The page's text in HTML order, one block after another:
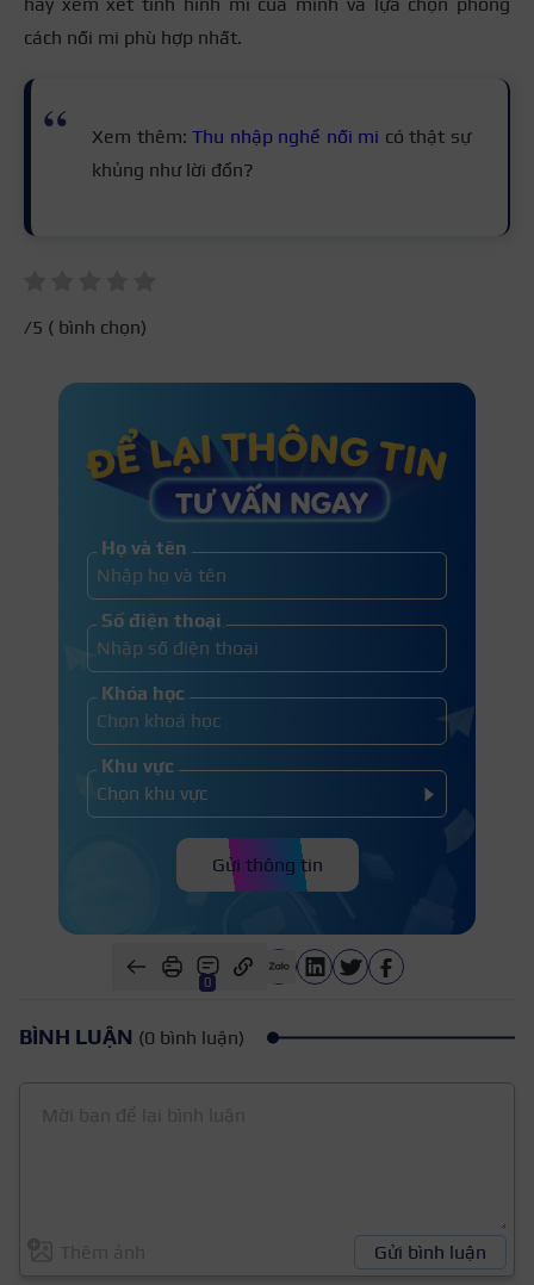
hãy xem xét tình hình mi của mình và lựa chọn phong
cách nối mi phù hợp nhất.
Xem thêm:Thu nhập nghề nối mi có thật sự
khủng như lời đồn?
/5 ( bình chọn)
Họ và tên
Số điện thoại
Khóa học
Khu vực
Gửi thông tin
0
BÌNH LUẬN (0 bình luận)
Gửi bình luận